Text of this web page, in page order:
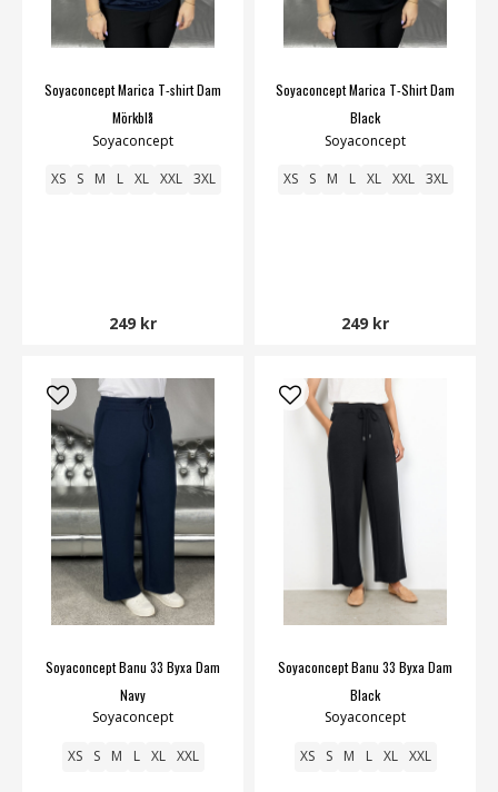
Soyaconcept Marica T-shirt Dam
Mörkblå
Soyaconcept
XS S M L XL XXL 3XL
249 kr
Soyaconcept Marica T-Shirt Dam
Black
Soyaconcept
XS S M L XL XXL 3XL
249 kr
Soyaconcept Banu 33 Byxa Dam
Navy
Soyaconcept
XS S M L XL XXL
Soyaconcept Banu 33 Byxa Dam
Black
Soyaconcept
XS S M L XL XXL